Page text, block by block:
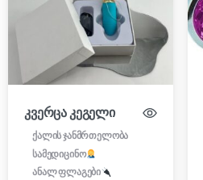
კვერცა კეგელი
ქალის ჯანმრთელობა
სამედიცინო
ანალ ფლაგები